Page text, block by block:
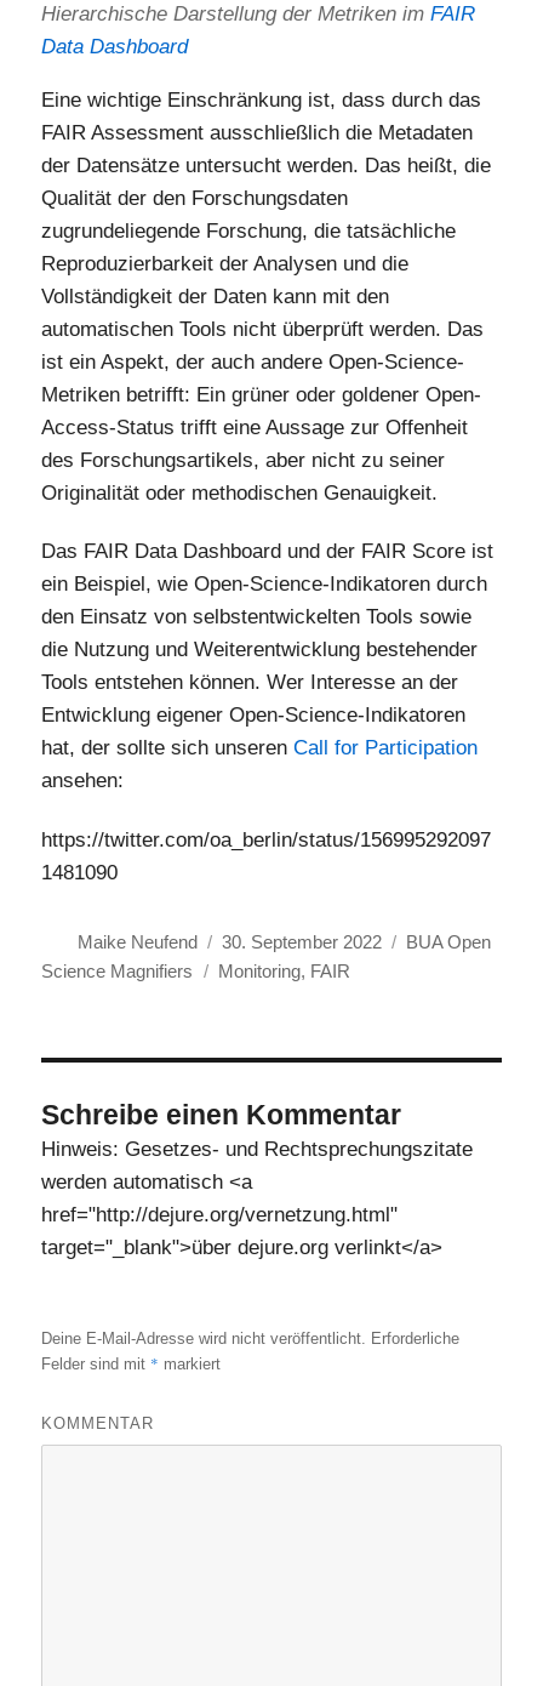
Hierarchische Darstellung der Metriken imFAIR
Data Dashboard
Eine wichtige Einschränkung ist, dass durch das
FAIR Assessment ausschließlich die Metadaten
der Datensätze untersucht werden. Das heißt, die
Qualität der den Forschungsdaten
zugrundeliegende Forschung, die tatsächliche
Reproduzierbarkeit der Analysen und die
Vollständigkeit der Daten kann mit den
automatischen Tools nicht überprüft werden. Das
ist ein Aspekt, der auch andere Open-Science-
Metriken betrifft: Ein grüner oder goldener Open-
Access-Status trifft eine Aussage zur Offenheit
des Forschungsartikels, aber nicht zu seiner
Originalität oder methodischen Genauigkeit.
Das FAIR Data Dashboard und der FAIR Score ist
ein Beispiel, wie Open-Science-Indikatoren durch
den Einsatz von selbstentwickelten Tools sowie
die Nutzung und Weiterentwicklung bestehender
Tools entstehen können. Wer Interesse an der
Entwicklung eigener Open-Science-Indikatoren
hat, der sollte sich unserenCall for Participation
ansehen:
https://twitter.com/oa_berlin/status/156995292097
1481090
Autor
Maike Neufend
Veröffentlicht
am
30. September 2022 Kategorien
BUA Open
Science Magnifiers
Schlagwörter
Monitoring, FAIR
Schreibe einen Kommentar
Hinweis: Gesetzes- und Rechtsprechungszitate
werden automatisch <a
href="http://dejure.org/vernetzung.html"
target="_blank">über dejure.org verlinkt</a>
Deine E-Mail-Adresse wird nicht veröffentlicht. Erforderliche
Felder sind mit * markiert
KOMMENTAR